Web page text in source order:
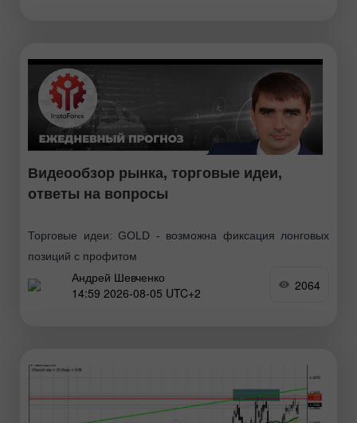
Видеообзор рынка, торговые идеи,
ответы на вопросы
Торговые идеи: GOLD - возможна фиксация лонговых
позиций с профитом
Андрей Шевченко
14:59 2026-08-05 UTC+2
2064